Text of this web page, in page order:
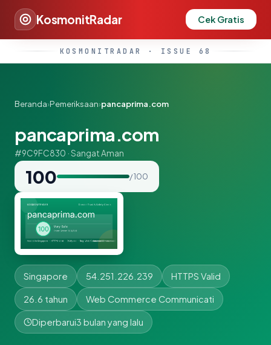
KosmonitRadar Cek Gratis
KOSMONITRADAR · ISSUE 68
Beranda›Pemeriksaan›pancaprima.com
pancaprima.com
#9C9FC830 · Sangat Aman
100 / 100
Singapore 54.251.226.239 HTTPS Valid
26.6 tahun Web Commerce Communicati
Diperbarui3 bulan yang lalu